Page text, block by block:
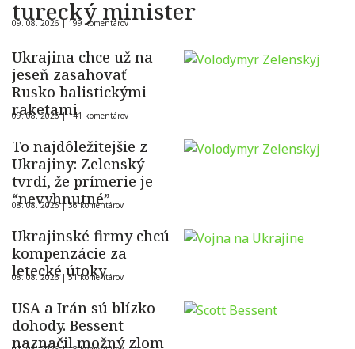
turecký minister
09. 08. 2026 | 199 komentárov
Ukrajina chce už na
jeseň zasahovať
Rusko balistickými
raketami
09. 08. 2026 |141 komentárov
To najdôležitejšie z
Ukrajiny: Zelenský
tvrdí, že prímerie je
“nevyhnutné”
08. 08. 2026 |36 komentárov
Ukrajinské firmy chcú
kompenzácie za
letecké útoky
08. 08. 2026 |51 komentárov
USA a Irán sú blízko
dohody. Bessent
naznačil možný zlom